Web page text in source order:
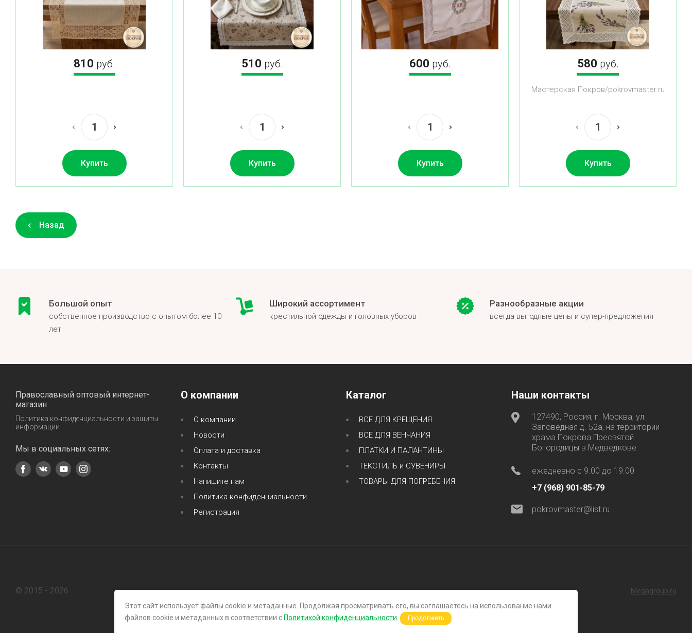
810 руб.
Купить
510 руб.
Купить
600 руб.
Купить
580 руб.
Мастерская Покров/pokrovmaster.ru
Купить
Назад
Большой опыт
собственное производство с опытом более 10
лет
Широкий ассортимент
крестильной одежды и головных уборов
Разнообразные акции
всегда выгодные цены и супер-предложения
Православный оптовый интернет-
магазин
Политика конфиденциальности и защиты
информации
Мы в социальных сетях:
О компании
О компании
Новости
Оплата и доставка
Контакты
Напишите нам
Политика конфиденциальности
Регистрация
Каталог
ВСЕ ДЛЯ КРЕЩЕНИЯ
ВСЕ ДЛЯ ВЕНЧАНИЯ
ПЛАТКИ И ПАЛАНТИНЫ
ТЕКСТИЛЬ и СУВЕНИРЫ
ТОВАРЫ ДЛЯ ПОГРЕБЕНИЯ
Наши контакты
127490, Россия, г. Москва, ул.
Заповедная д. 52а, на территории
храма Покрова Пресвятой
Богородицы в Медведкове
ежедневно с 9.00 до 19.00
+7 (968) 901-85-79
pokrovmaster@list.ru
© 2015 - 2026
Megagroup.ru
Этот сайт использует файлы cookie и метаданные. Продолжая просматривать его, вы соглашаетесь на использование нами
файлов cookie и метаданных в соответствии с Политикой конфиденциальности Продолжить